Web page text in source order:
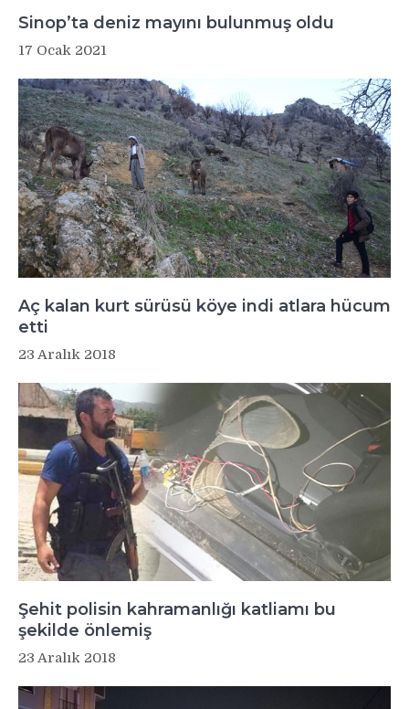
Sinop’ta deniz mayını bulunmuş oldu
17 Ocak 2021
Aç kalan kurt sürüsü köye indi atlara hücum
etti
23 Aralık 2018
Şehit polisin kahramanlığı katliamı bu
şekilde önlemiş
23 Aralık 2018